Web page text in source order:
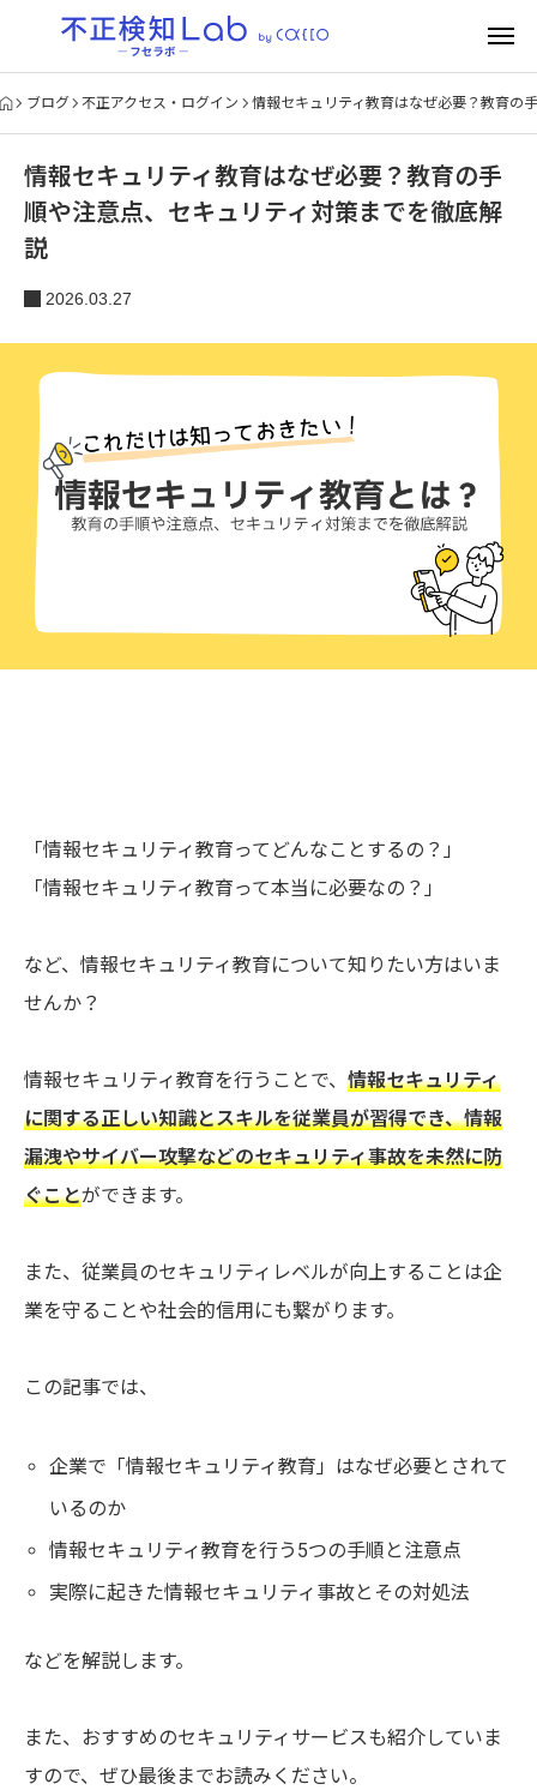
ブログ 不正アクセス・ログイン 情報セキュリティ教育はなぜ必要？教育の
情報セキュリティ教育はなぜ必要？教育の手
順や注意点、セキュリティ対策までを徹底解
説
2026.03.27
「情報セキュリティ教育ってどんなことするの？」
「情報セキュリティ教育って本当に必要なの？」
など、情報セキュリティ教育について知りたい方はいま
せんか？
情報セキュリティ教育を行うことで、 情報セキュリティ
に関する正しい知識とスキルを従業員が習得でき、情報
漏洩やサイバー攻撃などのセキュリティ事故を未然に防
ぐことができます。
また、従業員のセキュリティレベルが向上することは企
業を守ることや社会的信用にも繋がります。
この記事では、
企業で「情報セキュリティ教育」はなぜ必要とされて
いるのか
情報セキュリティ教育を行う5つの手順と注意点
実際に起きた情報セキュリティ事故とその対処法
などを解説します。
また、おすすめのセキュリティサービスも紹介していま
すので、ぜひ最後までお読みください。